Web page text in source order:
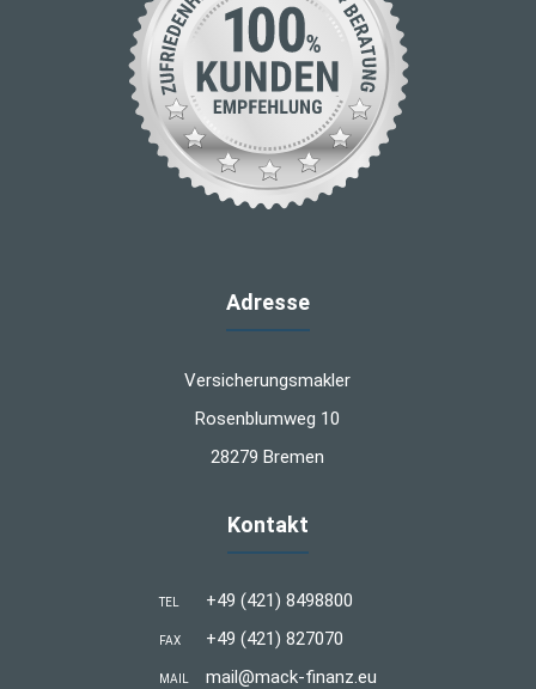
Adresse
Versicherungsmakler
Rosenblumweg 10
28279 Bremen
Kontakt
TEL +49 (421) 8498800
FAX +49 (421) 827070
MAIL mail@mack-finanz.eu